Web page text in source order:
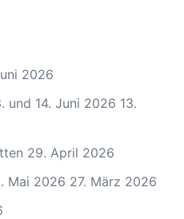
2026
und 14. Juni 2026 13.
29. April 2026
Mai 2026 27. März 2026